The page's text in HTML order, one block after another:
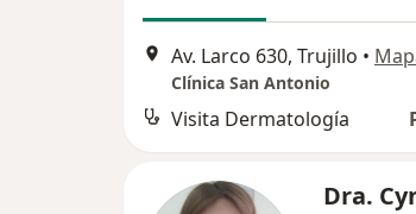
Av. Larco 630, Trujillo •
Clínica San Antonio
Visita Dermatología
Dra.